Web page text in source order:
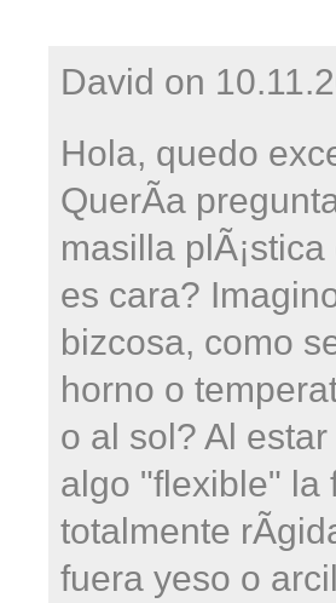
David on
Hola, quedo
QuerÃ­a
masilla
es cara?
bizcosa, como
horno o
o al sol? Al
algo "flexible" la
totalmente
fuera yeso o